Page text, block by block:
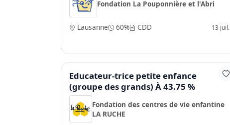
Fondation La Pouponnière et l'Abri
Lausanne 60% CDD 13 juil.
Educateur-trice petite enfance
(groupe des grands) À 43.75 %
Fondation des centres de vie enfantine
LA RUCHE